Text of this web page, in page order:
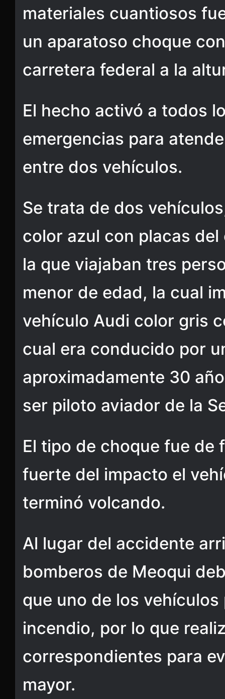
materiales cuantiosos
un aparatoso choque
carretera federal a la
El hecho activó a todos
emergencias para
entre dos vehículos.
Se trata de dos
color azul con placas
la que viajaban tres
menor de edad, la cual
vehículo Audi color gris
cual era conducido por
aproximadamente 30
ser piloto aviador de la
El tipo de choque fue de
fuerte del impacto el
terminó volcando.
Al lugar del accidente
bomberos de Meoqui
que uno de los
incendio, por lo que
correspondientes para
mayor.